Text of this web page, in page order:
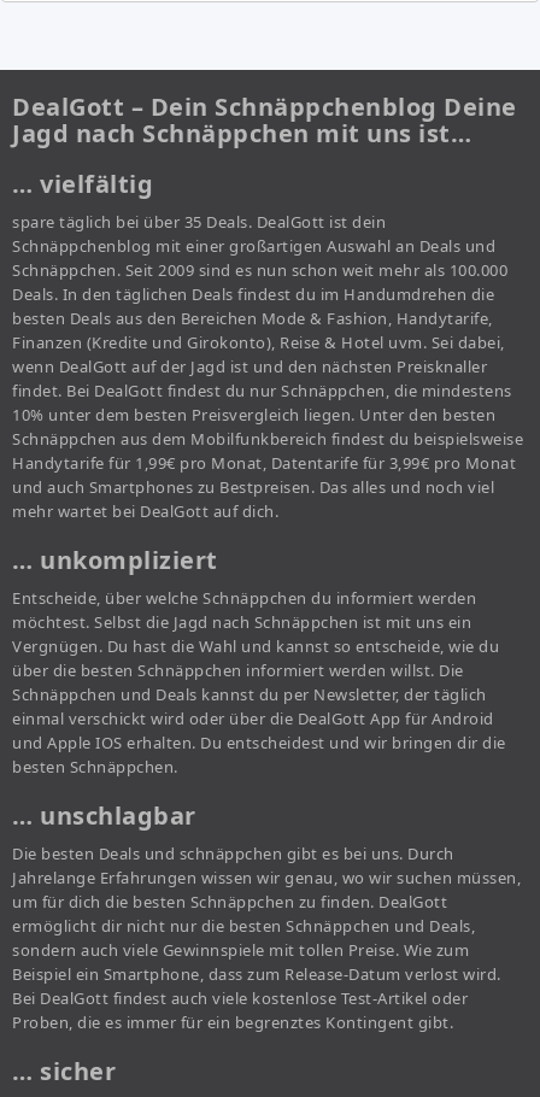
DealGott – Dein Schnäppchenblog Deine
Jagd nach Schnäppchen mit uns ist…
… vielfältig
spare täglich bei über 35 Deals. DealGott ist dein
Schnäppchenblog mit einer großartigen Auswahl an Deals und
Schnäppchen. Seit 2009 sind es nun schon weit mehr als 100.000
Deals. In den täglichen Deals findest du im Handumdrehen die
besten Deals aus den Bereichen Mode & Fashion, Handytarife,
Finanzen (Kredite und Girokonto), Reise & Hotel uvm. Sei dabei,
wenn DealGott auf der Jagd ist und den nächsten Preisknaller
findet. Bei DealGott findest du nur Schnäppchen, die mindestens
10% unter dem besten Preisvergleich liegen. Unter den besten
Schnäppchen aus dem Mobilfunkbereich findest du beispielsweise
Handytarife für 1,99€ pro Monat, Datentarife für 3,99€ pro Monat
und auch Smartphones zu Bestpreisen. Das alles und noch viel
mehr wartet bei DealGott auf dich.
… unkompliziert
Entscheide, über welche Schnäppchen du informiert werden
möchtest. Selbst die Jagd nach Schnäppchen ist mit uns ein
Vergnügen. Du hast die Wahl und kannst so entscheide, wie du
über die besten Schnäppchen informiert werden willst. Die
Schnäppchen und Deals kannst du per Newsletter, der täglich
einmal verschickt wird oder über die DealGott App für Android
und Apple IOS erhalten. Du entscheidest und wir bringen dir die
besten Schnäppchen.
… unschlagbar
Die besten Deals und schnäppchen gibt es bei uns. Durch
Jahrelange Erfahrungen wissen wir genau, wo wir suchen müssen,
um für dich die besten Schnäppchen zu finden. DealGott
ermöglicht dir nicht nur die besten Schnäppchen und Deals,
sondern auch viele Gewinnspiele mit tollen Preise. Wie zum
Beispiel ein Smartphone, dass zum Release-Datum verlost wird.
Bei DealGott findest auch viele kostenlose Test-Artikel oder
Proben, die es immer für ein begrenztes Kontingent gibt.
… sicher